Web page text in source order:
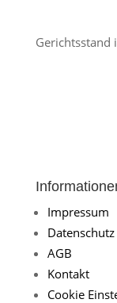
Gerichtsstand
Impressum
Datenschutz
AGB
Kontakt
Cookie